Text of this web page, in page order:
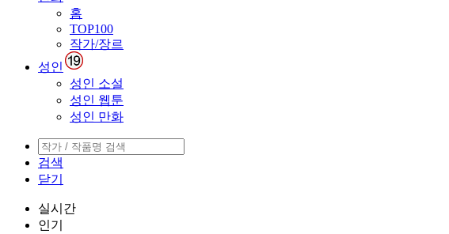
홈
TOP100
작가/장르
성인
성인 소설
성인 웹툰
성인 만화
검색
닫기
실시간
인기